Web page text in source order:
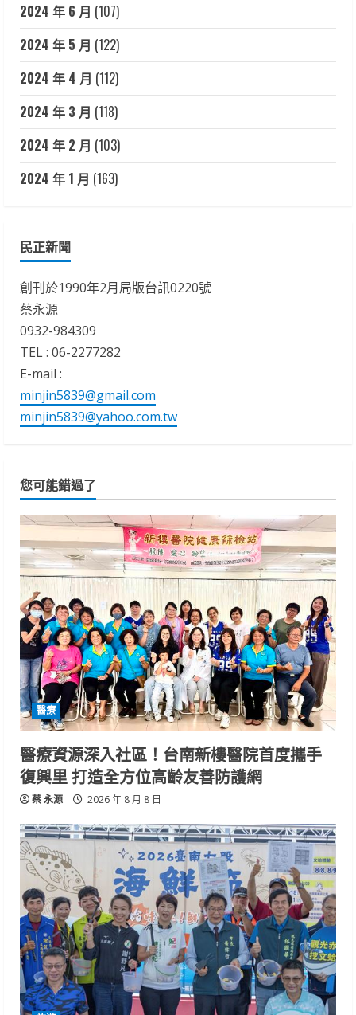
2024 年 6 月 (107)
2024 年 5 月 (122)
2024 年 4 月 (112)
2024 年 3 月 (118)
2024 年 2 月 (103)
2024 年 1 月 (163)
民正新聞
創刊於1990年2月局版台訊0220號
蔡永源
0932-984309
TEL : 06-2277282
E-mail :
minjin5839@gmail.com
minjin5839@yahoo.com.tw
您可能錯過了
醫療
醫療資源深入社區！台南新樓醫院首度攜手
復興里 打造全方位高齡友善防護網
蔡 永源 2026 年 8 月 8 日